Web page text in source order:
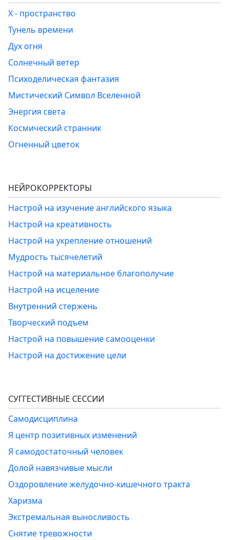
Х - пространство
Тунель времени
Дух огня
Солнечный ветер
Психоделическая фантазия
Мистический Символ Вселенной
Энергия света
Космический странник
Огненный цветок
НЕЙРОКОРРЕКТОРЫ
Настрой на изучение английского языка
Настрой на креативность
Настрой на укрепление отношений
Мудрость тысячелетий
Настрой на материальное благополучие
Настрой на исцеление
Внутренний стержень
Творческий подъем
Настрой на повышение самооценки
Настрой на достижение цели
СУГГЕСТИВНЫЕ СЕССИИ
Самодисциплина
Я центр позитивных изменений
Я самодостаточный человек
Долой навязчивые мысли
Оздоровление желудочно-кишечного тракта
Харизма
Экстремальная выносливость
Снятие тревожности